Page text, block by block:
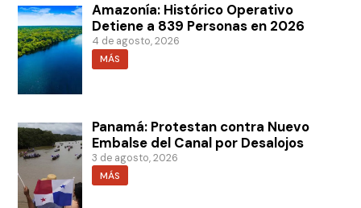
Amazonía: Histórico Operativo
Detiene a 839 Personas en 2026
4 de agosto, 2026
MÁS
Panamá: Protestan contra Nuevo
Embalse del Canal por Desalojos
3 de agosto, 2026
MÁS